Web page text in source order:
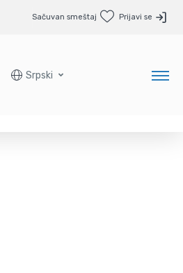
Sačuvan smeštaj Prijavi se
Srpski